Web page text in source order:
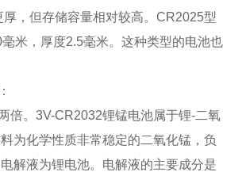
厚，但存储容量相对较高。CR2025型
米，厚度2.5毫米。这种类型的电池也
倍。3V-CR2032锂锰电池属于锂-二氧
为化学性质非常稳定的二氧化锰，负
解液为锂电池。电解液的主要成分是